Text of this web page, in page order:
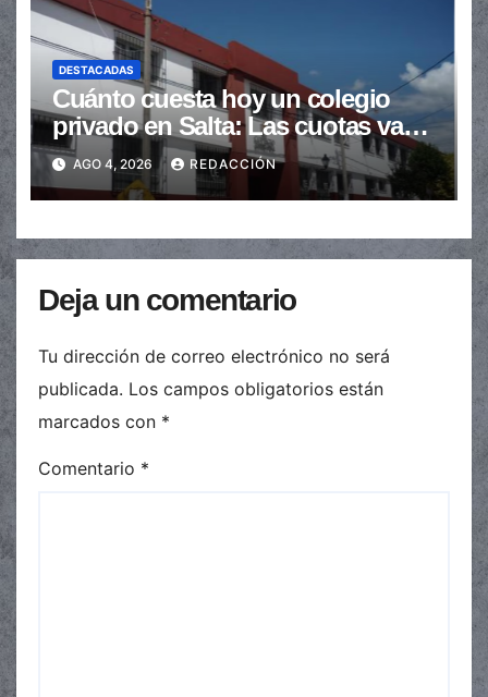
DESTACADAS
Cuánto cuesta hoy un colegio
privado en Salta: Las cuotas van
de $110.000 a más de $600.000
AGO 4, 2026 REDACCIÓN
Deja un comentario
Tu dirección de correo electrónico no será
publicada. Los campos obligatorios están
marcados con *
Comentario *